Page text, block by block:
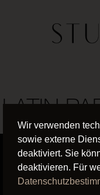
LATIN
Follow
Wir verwenden
sowie externe
deaktiviert. Sie
deaktivieren. Für